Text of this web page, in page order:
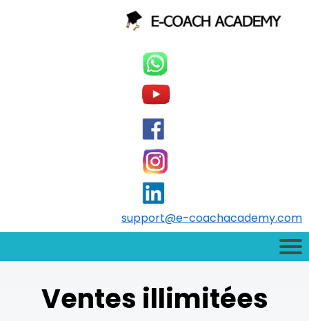
support@e-coachacademy.com
Ventes illimitées